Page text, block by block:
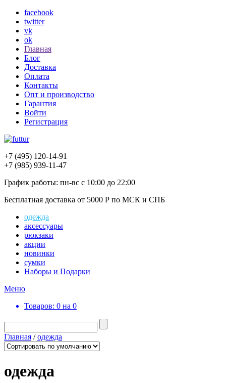
facebook
twitter
vk
ok
Главная
Блог
Доставка
Оплата
Контакты
Опт и производство
Гарантия
Войти
Регистрация
+7 (495) 120-14-91
+7 (985) 939-11-47
График работы: пн-вс с 10:00 до 22:00
Бесплатная доставка от 5000 Р по МСК и СПБ
одежда
аксессуары
рюкзаки
акции
новинки
сумки
Наборы и Подарки
Меню
Товаров: 0 на 0
Главная /одежда
одежда